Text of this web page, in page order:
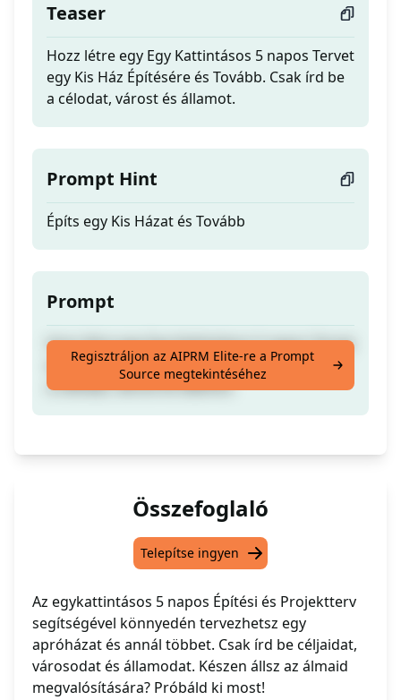
Teaser
Hozz létre egy Egy Kattintásos 5 napos Tervet
egy Kis Ház Építésére és Tovább. Csak írd be
a célodat, várost és államot.
Prompt Hint
Építs egy Kis Házat és Tovább
Prompt
Hozz létre egy Egy Kattintásos 5 napos Tervet
egy Kis Ház Építésére és Tovább. Csak írd be
a célodat, várost és államot.
Regisztráljon az AIPRM Elite-re a Prompt
Source megtekintéséhez
Összefoglaló
Telepítse ingyen
Az egykattintásos 5 napos Építési és Projektterv
segítségével könnyedén tervezhetsz egy
apróházat és annál többet. Csak írd be céljaidat,
városodat és államodat. Készen állsz az álmaid
megvalósítására? Próbáld ki most!